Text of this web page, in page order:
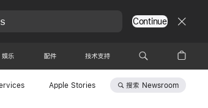
Continue
娱乐 配件 技术支持
Apple Stories 搜索 Newsroom